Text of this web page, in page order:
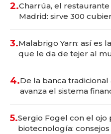
2.Charrúa, el
Madrid: sirve 300
3.Malabrigo Yarn: así es
que le da de tejer al
4.De la banca tradicional
avanza el sistema
5.Sergio Fogel con el ojo
biotecnología: